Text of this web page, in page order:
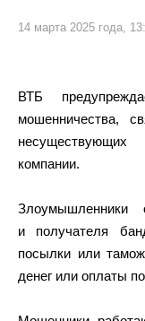
14 марта 2025 года,
ВТБ
мошенничества,
несуществующих
компании.
Злоумышленники
и получателя
посылки или
денег или оплаты